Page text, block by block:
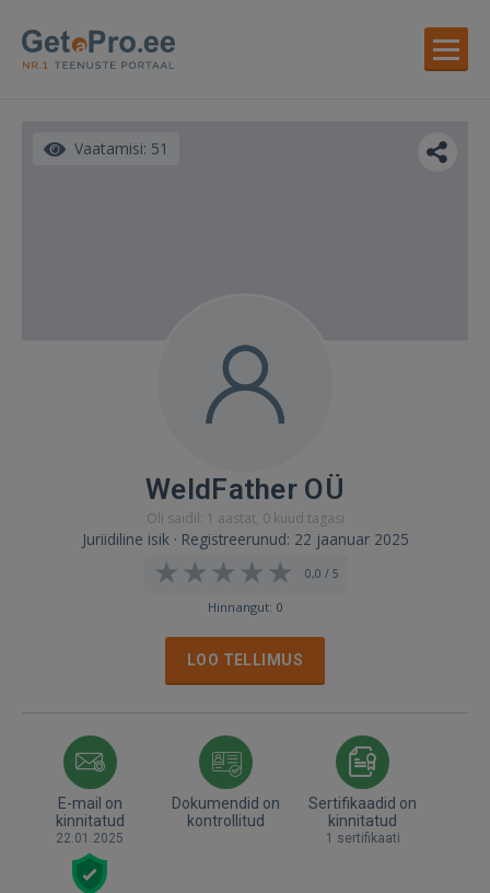
Vaatamisi: 51
WeldFather OÜ
Oli saidil: 1 aastat, 0 kuud tagasi
Juriidiline isik · Registreerunud: 22 jaanuar 2025
0,0 / 5
Hinnangut: 0
LOO TELLIMUS
E-mail on
kinnitatud
22.01.2025
Dokumendid on
kontrollitud
Sertifikaadid on
kinnitatud
1 sertifikaati